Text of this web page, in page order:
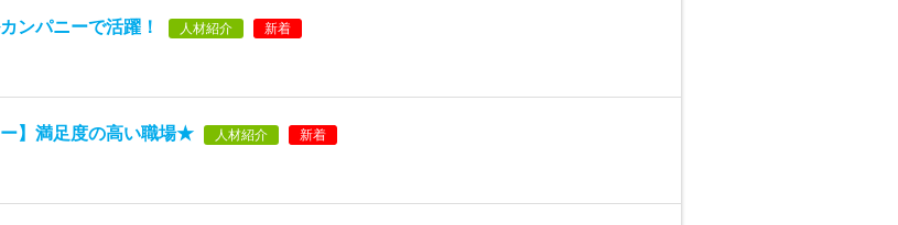
ンパニーで活躍！ 人材紹介 新着
】満足度の高い職場★ 人材紹介 新着